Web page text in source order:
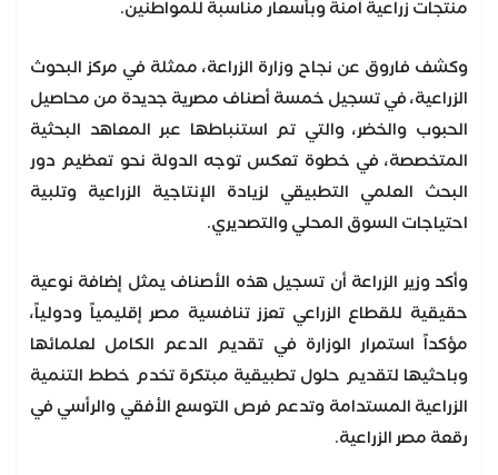
منتجات زراعية آمنة وبأسعار مناسبة للمواطنين.
وكشف فاروق عن نجاح وزارة الزراعة، ممثلة في مركز البحوث
الزراعية، في تسجيل خمسة أصناف مصرية جديدة من محاصيل
الحبوب والخضر، والتي تم استنباطها عبر المعاهد البحثية
المتخصصة، في خطوة تعكس توجه الدولة نحو تعظيم دور
البحث العلمي التطبيقي لزيادة الإنتاجية الزراعية وتلبية
احتياجات السوق المحلي والتصديري.
وأكد وزير الزراعة أن تسجيل هذه الأصناف يمثل إضافة نوعية
حقيقية للقطاع الزراعي تعزز تنافسية مصر إقليمياً ودولياً،
مؤكداً استمرار الوزارة في تقديم الدعم الكامل لعلمائها
وباحثيها لتقديم حلول تطبيقية مبتكرة تخدم خطط التنمية
الزراعية المستدامة وتدعم فرص التوسع الأفقي والرأسي في
رقعة مصر الزراعية.